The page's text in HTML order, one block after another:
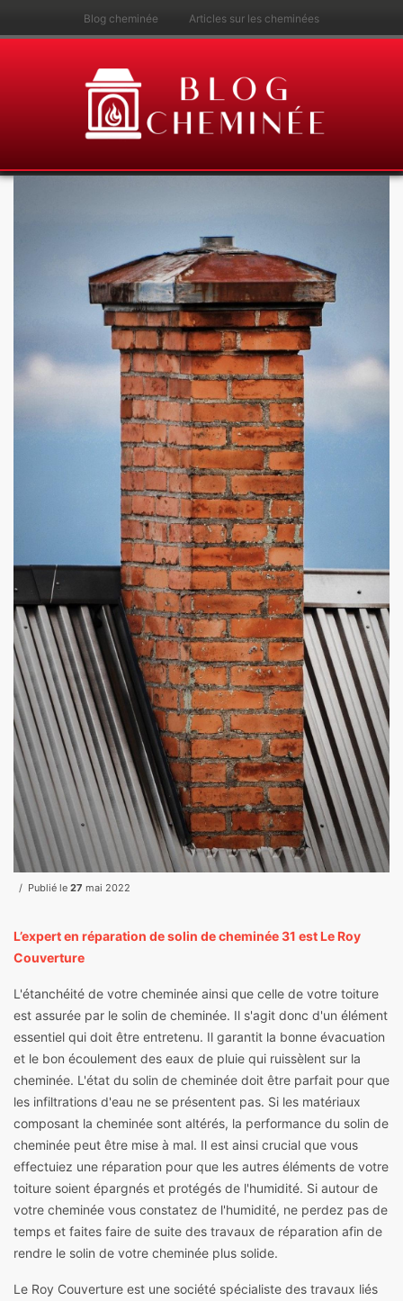
Blog cheminée Articles sur les cheminées
Publié le 27 mai 2022
L’expert en réparation de solin de cheminée 31 est Le Roy
Couverture
L'étanchéité de votre cheminée ainsi que celle de votre toiture
est assurée par le solin de cheminée. Il s'agit donc d'un élément
essentiel qui doit être entretenu. Il garantit la bonne évacuation
et le bon écoulement des eaux de pluie qui ruissèlent sur la
cheminée. L'état du solin de cheminée doit être parfait pour que
les infiltrations d'eau ne se présentent pas. Si les matériaux
composant la cheminée sont altérés, la performance du solin de
cheminée peut être mise à mal. Il est ainsi crucial que vous
effectuiez une réparation pour que les autres éléments de votre
toiture soient épargnés et protégés de l'humidité. Si autour de
votre cheminée vous constatez de l'humidité, ne perdez pas de
temps et faites faire de suite des travaux de réparation afin de
rendre le solin de votre cheminée plus solide.
Le Roy Couverture est une société spécialiste des travaux liés